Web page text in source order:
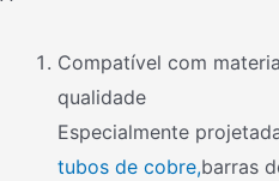
Compatível com
qualidade
Especialmente
tubos de cobre,barras